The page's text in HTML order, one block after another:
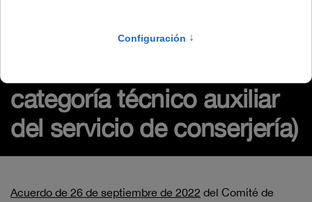
valorar la convocatoria
categoría técnico auxiliar
del servicio de conserjería)
Acuerdo de 26 de septiembre de 2022 del Comité de